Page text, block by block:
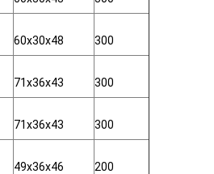
60x30x48 300
71x36x43 300
71x36x43 300
49x36x46 200